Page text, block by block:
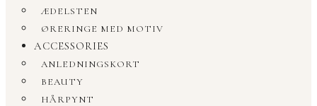
ÆDELSTEN
ØRERINGE MED MOTIV
ACCESSORIES
ANLEDNINGSKORT
BEAUTY
HÅRPYNT